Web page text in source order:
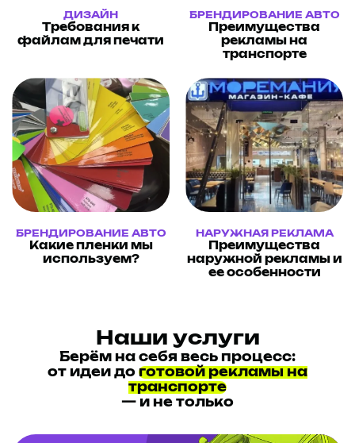
ДИЗАЙН
Требования к
файлам для печати
БРЕНДИРОВАНИЕ АВТО
Преимущества
рекламы на
транспорте
БРЕНДИРОВАНИЕ АВТО
Какие пленки мы
используем?
НАРУЖНАЯ РЕКЛАМА
Преимущества
наружной рекламы и
ее особенности
Наши услуги
Берём на себя весь процесс:
от идеи до готовой рекламы на
транспорте
— и не только